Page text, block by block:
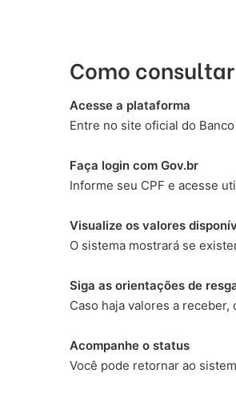
Como
Acesse a plataforma
Entre no site oficial do
Faça login com Gov.br
Informe seu CPF e acesse
Visualize os valores
O sistema mostrará se
Siga as orientações de
Caso haja valores a
Acompanhe o status
Você pode retornar ao